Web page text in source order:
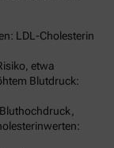
LDL-Cholesterin
etwa
Blutdruck: